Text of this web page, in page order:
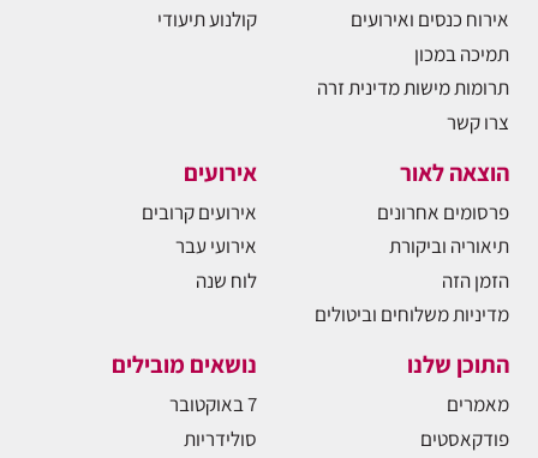
אירוח כנסים ואירועים
תמיכה במכון
תרומות מישות מדינית זרה
צרו קשר
קולנוע תיעודי
הוצאה לאור
פרסומים אחרונים
תיאוריה וביקורת
הזמן הזה
מדיניות משלוחים וביטולים
אירועים
אירועים קרובים
אירועי עבר
לוח שנה
התוכן שלנו
מאמרים
פודקאסטים
נושאים מובילים
7 באוקטובר
סולידריות